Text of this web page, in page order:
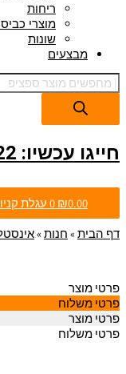
ריחות
מוצרי
שונות
מבצעים
חייגו עכשיו: 046060222
₪0.00
0 עגלת
דף הבית» חנות»
פרטי מוצר
פרטי משלוח
פרטי מוצר
פרטי משלוח